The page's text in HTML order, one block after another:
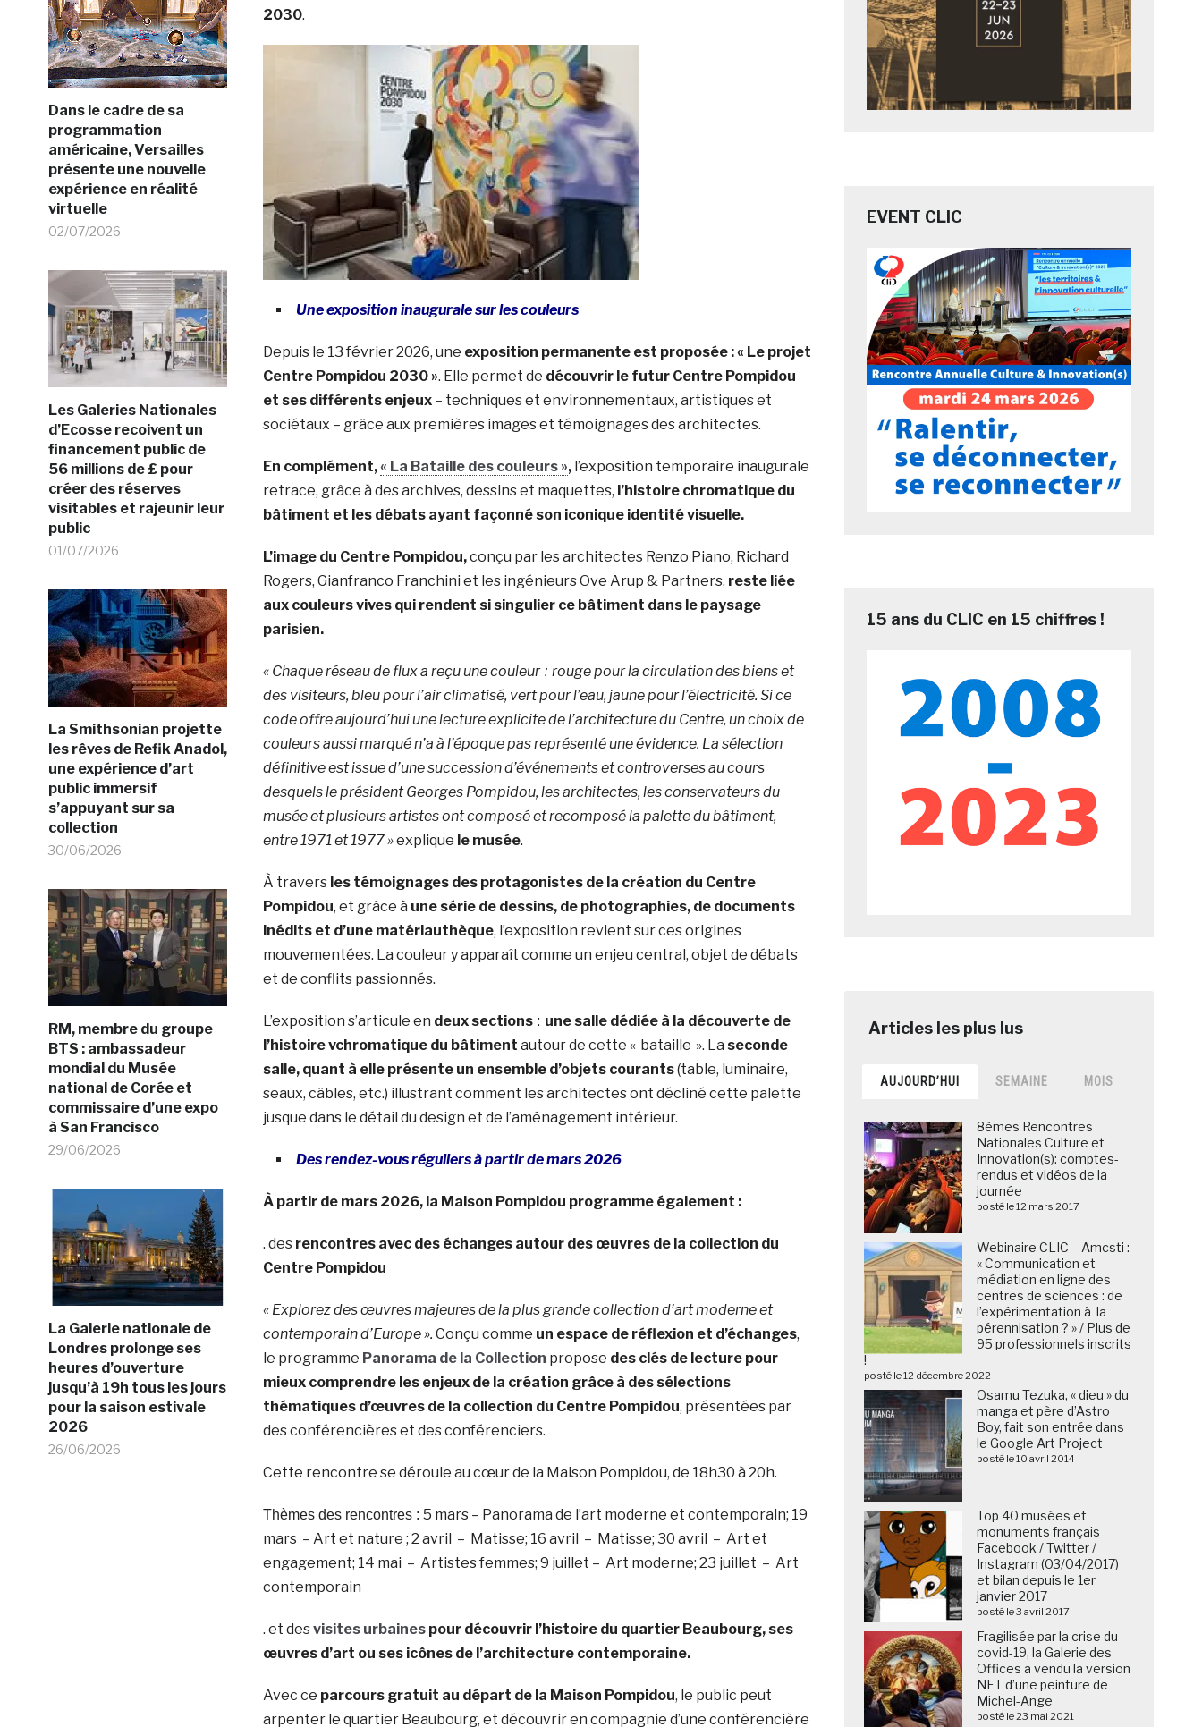
Dans le cadre de sa
programmation
américaine, Versailles
présente une nouvelle
expérience en réalité
virtuelle
02/07/2026
Les Galeries Nationales
d’Ecosse recoivent un
financement public de
56 millions de £ pour
créer des réserves
visitables et rajeunir leur
public
01/07/2026
La Smithsonian projette
les rêves de Refik Anadol,
une expérience d’art
public immersif
s’appuyant sur sa
collection
30/06/2026
RM, membre du groupe
BTS : ambassadeur
mondial du Musée
national de Corée et
commissaire d’une expo
à San Francisco
29/06/2026
La Galerie nationale de
Londres prolonge ses
heures d’ouverture
jusqu’à 19h tous les jours
pour la saison estivale
2026
26/06/2026
2030.
Une exposition inaugurale sur les couleurs
Depuis le 13 février 2026, une exposition permanente est proposée :« Le projet
Centre Pompidou 2030 ». Elle permet de découvrir le futur Centre Pompidou
et ses différents enjeux– techniques et environnementaux, artistiques et
sociétaux – grâce aux premières images et témoignages des architectes.
En complément,« La Bataille des couleurs »,l’exposition temporaire inaugurale
retrace, grâce à des archives, dessins et maquettes, l’histoire chromatique du
bâtiment et les débats ayant façonné son iconique identité visuelle.
L’image du Centre Pompidou,conçu par les architectes Renzo Piano, Richard
Rogers, Gianfranco Franchini et les ingénieurs Ove Arup & Partners, reste liée
aux couleurs vives qui rendent si singulier ce bâtiment dans le paysage
parisien.
« Chaque réseau de flux a reçu une couleur : rouge pour la circulation des biens et
des visiteurs, bleu pour l’air climatisé, vert pour l’eau, jaune pour l’électricité. Si ce
code offre aujourd’hui une lecture explicite de l’architecture du Centre, un choix de
couleurs aussi marqué n’a à l’époque pas représenté une évidence. La sélection
définitive est issue d’une succession d’événements et controverses au cours
desquels le président Georges Pompidou, les architectes, les conservateurs du
musée et plusieurs artistes ont composé et recomposé la palette du bâtiment,
entre 1971 et 1977 »explique le musée.
À travers les témoignages des protagonistes de la création du Centre
Pompidou, et grâce à une série de dessins, de photographies, de documents
inédits et d’une matériauthèque, l’exposition revient sur ces origines
mouvementées. La couleur y apparaît comme un enjeu central, objet de débats
et de conflits passionnés.
L’exposition s’articule en deux sections: une salle dédiée à la découverte de
l’histoire vchromatique du bâtiment autour de cette « bataille ». La seconde
salle, quant à elle présente un ensemble d’objets courants(table, luminaire,
seaux, câbles, etc.) illustrant comment les architectes ont décliné cette palette
jusque dans le détail du design et de l’aménagement intérieur.
Des rendez-vous réguliers à partir de mars 2026
À partir de mars 2026, la Maison Pompidou programme également :
. des rencontres avec des échanges autour des œuvres de la collection du
Centre Pompidou
« Explorez des œuvres majeures de la plus grande collection d’art moderne et
contemporain d’Europe ». Conçu comme un espace de réflexion et d’échanges,
le programme Panorama de la Collection propose des clés de lecture pour
mieux comprendre les enjeux de la création grâce à des sélections
thématiques d’œuvres de la collection du Centre Pompidou, présentées par
des conférencières et des conférenciers.
Cette rencontre se déroule au cœur de la Maison Pompidou, de 18h30 à 20h.
Thèmes des rencontres : 5 mars – Panorama de l’art moderne et contemporain; 19
mars – Art et nature ; 2 avril – Matisse; 16 avril – Matisse; 30 avril – Art et
engagement; 14 mai – Artistes femmes; 9 juillet – Art moderne; 23 juillet – Art
contemporain
. et desvisites urbainespour découvrir l’histoire du quartier Beaubourg, ses
œuvres d’art ou ses icônes de l’architecture contemporaine.
Avec ce parcours gratuit au départ de la Maison Pompidou, le public peut
arpenter le quartier Beaubourg, et découvrir en compagnie d’une conférencière
EVENT CLIC
15 ans du CLIC en 15 chiffres !
AUJOURD’HUI SEMAINE MOIS
8èmes Rencontres
Nationales Culture et
Innovation(s): comptes-
rendus et vidéos de la
journée
posté le 12 mars 2017
Webinaire CLIC – Amcsti :
« Communication et
médiation en ligne des
centres de sciences : de
l’expérimentation à la
pérennisation ? » / Plus de
95 professionnels inscrits
!
posté le 12 décembre 2022
Osamu Tezuka, « dieu » du
manga et père d’Astro
Boy, fait son entrée dans
le Google Art Project
posté le 10 avril 2014
Top 40 musées et
monuments français
Facebook / Twitter /
Instagram (03/04/2017)
et bilan depuis le 1er
janvier 2017
posté le 3 avril 2017
Fragilisée par la crise du
covid-19, la Galerie des
Offices a vendu la version
NFT d’une peinture de
Michel-Ange
posté le 23 mai 2021